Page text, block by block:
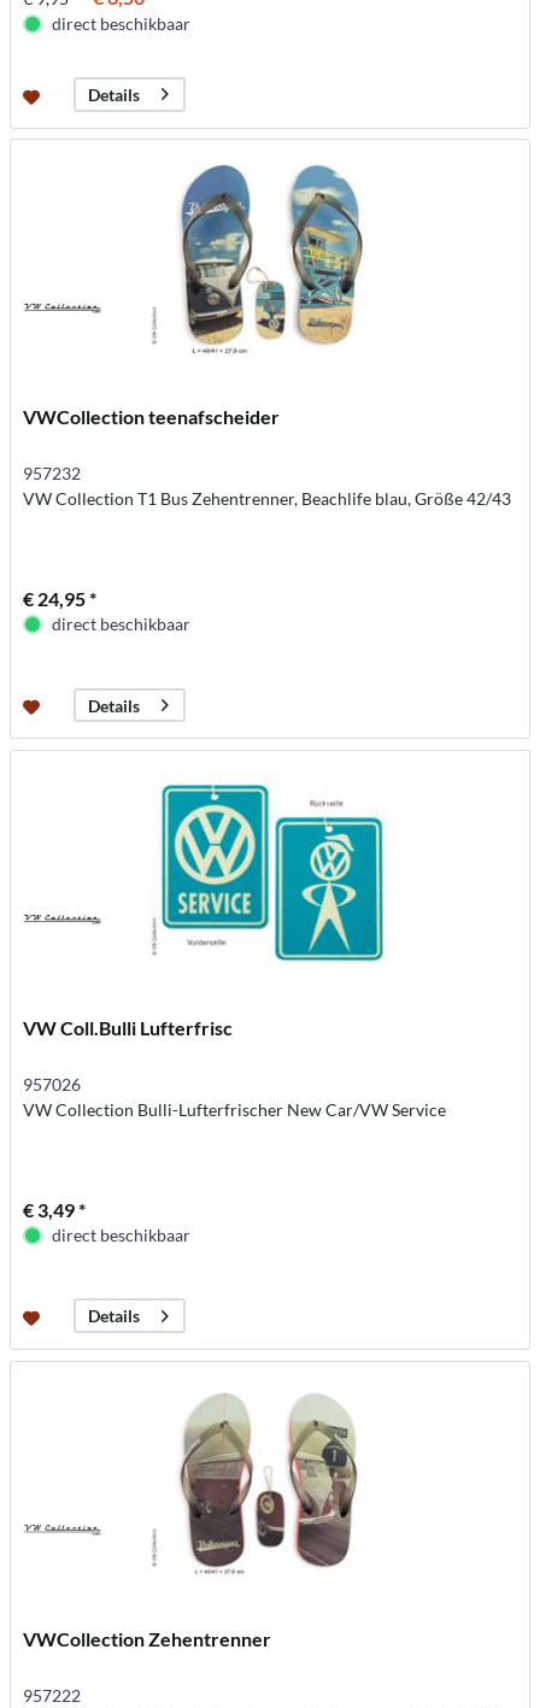
direct beschikbaar
Details
VWCollection teenafscheider
957232
VW Collection T1 Bus Zehentrenner, Beachlife blau, Größe 42/43
€ 24,95 *
direct beschikbaar
Details
VW Coll.Bulli Lufterfrisc
957026
VW Collection Bulli-Lufterfrischer New Car/VW Service
€ 3,49 *
direct beschikbaar
Details
VWCollection Zehentrenner
957222